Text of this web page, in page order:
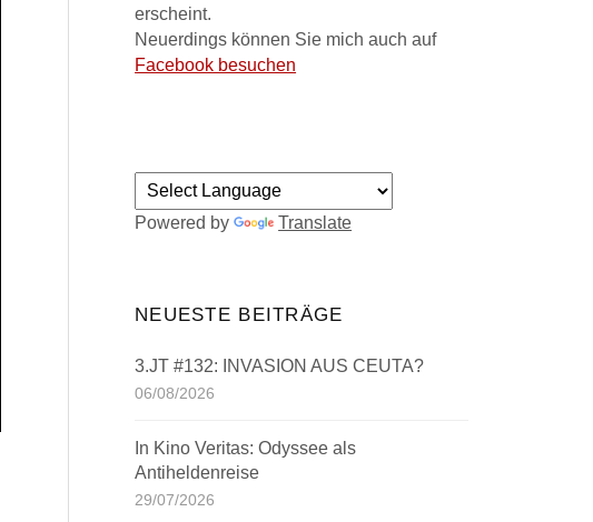
erscheint.
Neuerdings können Sie mich auch auf
Facebook besuchen
Powered by Translate
NEUESTE BEITRÄGE
3.JT #132: INVASION AUS CEUTA?
06/08/2026
In Kino Veritas: Odyssee als
Antiheldenreise
29/07/2026